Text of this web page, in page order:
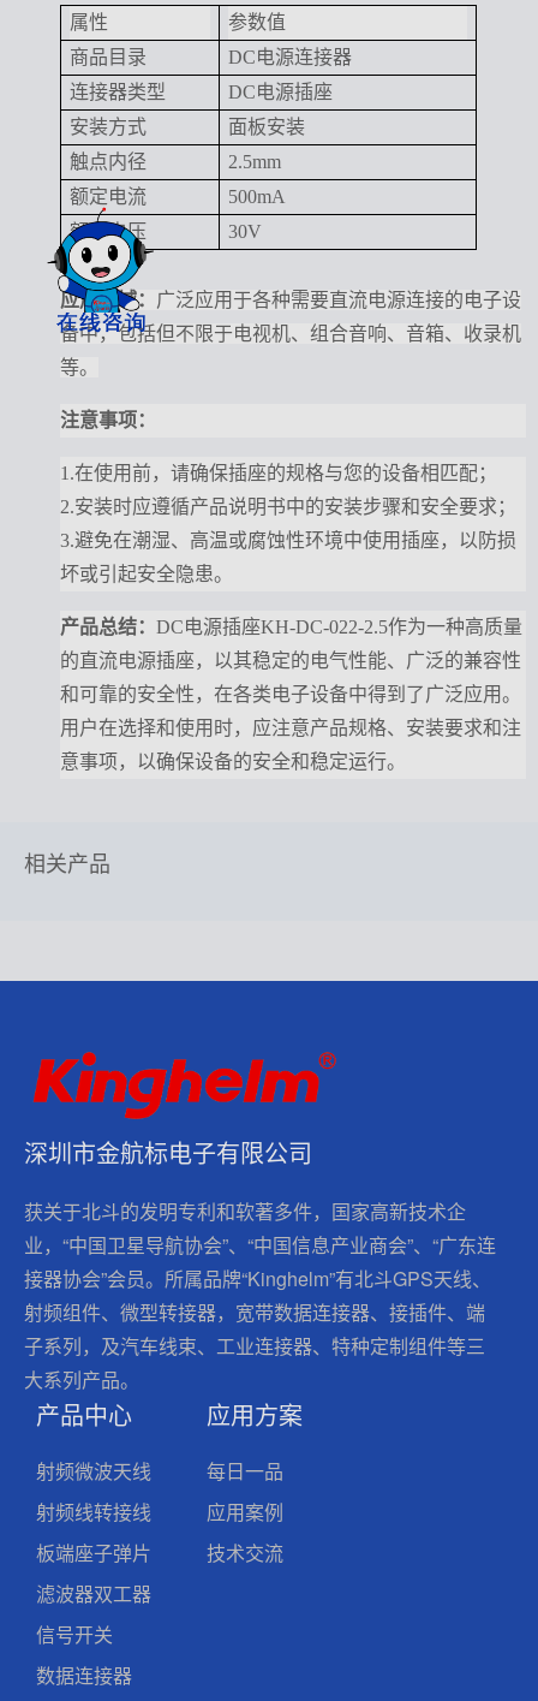
属性
参数值
商品目录
DC电源连接器
连接器类型
DC电源插座
安装方式
面板安装
触点内径
2.5mm
额定电流
500mA
额定电压
30V
应用领域： 广泛应用于各种需要直流电源连接的电子设
备中，包括但不限于电视机、组合音响、音箱、收录机
等。
注意事项 ：
1.在使用前，请确保插座的规格与您的设备相匹配；
2.安装时应遵循产品说明书中的安装步骤和安全要求；
3.避免在潮湿、高温或腐蚀性环境中使用插座，以防损
坏或引起安全隐患。
产品总结： DC电源插座KH-DC-022-2.5作为一种高质量
的直流电源插座，以其稳定的电气性能、广泛的兼容性
和可靠的安全性，在各类电子设备中得到了广泛应用。
用户在选择和使用时，应注意产品规格、安装要求和注
意事项，以确保设备的安全和稳定运行。
相关产品
深圳市金航标电子有限公司
获关于北斗的发明专利和软著多件，国家高新技术企
业，“中国卫星导航协会”、“中国信息产业商会”、“广东连
接器协会”会员。所属品牌“Kinghelm”有北斗GPS天线、
射频组件、微型转接器，宽带数据连接器、接插件、端
子系列，及汽车线束、工业连接器、特种定制组件等三
大系列产品。
产品中心
射频微波天线
射频线转接线
板端座子弹片
滤波器双工器
信号开关
数据连接器
应用方案
每日一品
应用案例
技术交流